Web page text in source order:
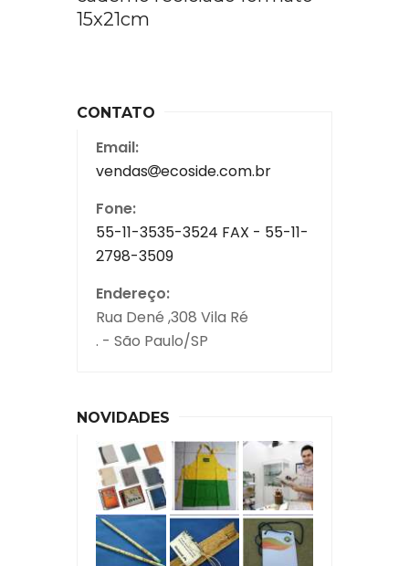
15x21cm
CONTATO
Email:
vendas
ecoside.com.br
Fone:
55-11-3535-3524 FAX - 55-11-
2798-3509
Endereço:
Rua Dené ,308 Vila Ré
. - São Paulo/SP
NOVIDADES